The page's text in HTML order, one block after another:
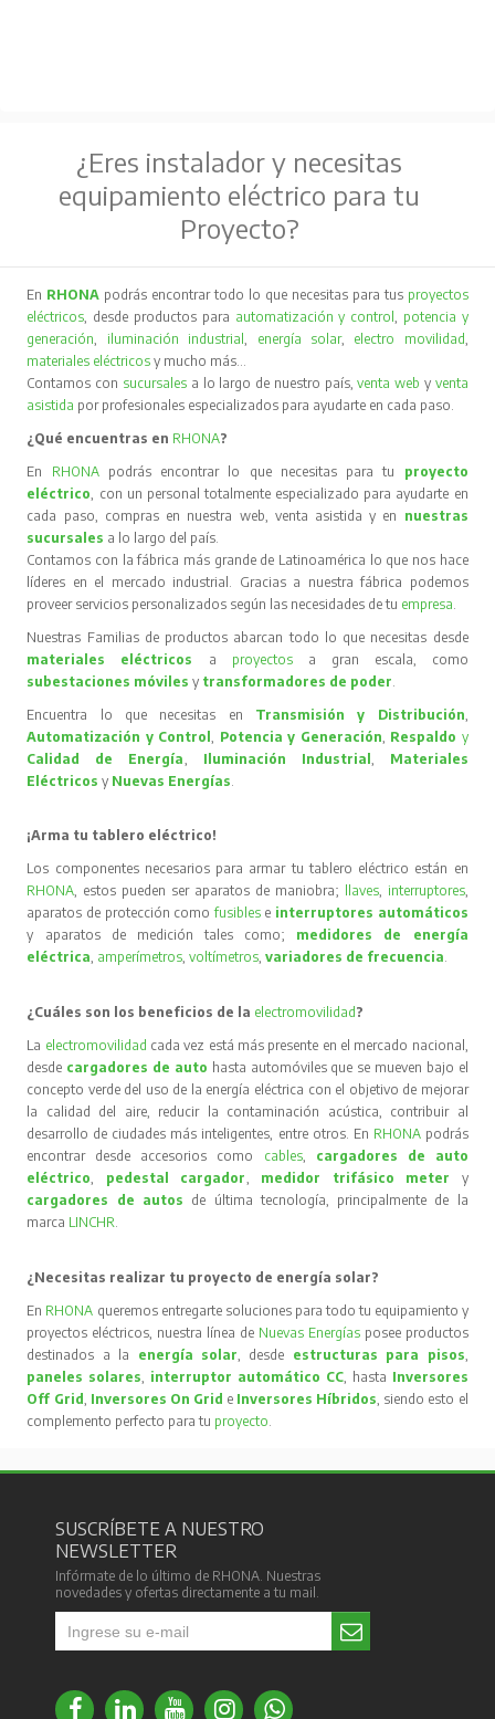
¿Eres instalador y necesitas
equipamiento eléctrico para tu
Proyecto?
En RHONA podrás encontrar todo lo que necesitas para tus proyectos
eléctricos , desde productos para automatización y control
potencia y
generación
iluminación industrial energía solar, electro movilidad
materiales eléctricos y mucho más…
Contamos con sucursales a lo largo de nuestro país,venta web y venta
asistida por profesionales especializados para ayudarte en cada paso.
¿Qué encuentras en RHONA?
En RHONA podrás encontrar lo que necesitas para tu proyecto
eléctrico , con un personal totalmente especializado para ayudarte en
cada paso, compras en nuestra web, venta asistida y en nuestras
sucursales a lo largo del país.
Contamos con la fábrica más grande de Latinoamérica lo que nos hace
líderes en el mercado industrial. Gracias a nuestra fábrica podemos
proveer servicios personalizados según las necesidades de tu empresa
Nuestras Familias de productos abarcan todo lo que necesitas desde
materiales eléctricos
a proyectos
a gran escala, como
subestaciones móvilesy transformadores de poder
Encuentra lo que necesitas en Transmisión y Distribución
Automatización y Control
Potencia y Generación Respaldo y
Calidad de Energía
Iluminación Industrial
Materiales
Eléctricos y Nuevas Energías
¡Arma tu tablero eléctrico!
Los componentes necesarios para armar tu tablero eléctrico están en
RHONA , estos pueden ser aparatos de maniobra; llaves, interruptores,
aparatos de protección comofusibles e interruptores automáticos
y aparatos de medición tales como; medidores de energía
eléctrica amperímetros ,voltímetros ,variadores de frecuencia
¿Cuáles son los beneficios de la electromovilidad?
La electromovilidad cada vez está más presente en el mercado nacional,
desde cargadores de auto hasta automóviles que se mueven bajo el
concepto verde del uso de la energía eléctrica con el objetivo de mejorar
la calidad del aire, reducir la contaminación acústica, contribuir al
desarrollo de ciudades más inteligentes, entre otros. En RHONA podrás
encontrar desde accesorios como cables, cargadores de auto
eléctrico
pedestal cargador medidor trifásico meter
y
cargadores de autos de última tecnología, principalmente de la
marca LINCHR
¿Necesitas realizar tu proyecto de energía solar?
En RHONA queremos entregarte soluciones para todo tu equipamiento y
proyectos eléctricos, nuestra línea de Nuevas Energíasposee productos
destinados a la energía solar , desde estructuras para pisos
paneles solares
interruptor automático CC, hasta Inversores
Off Grid Inversores On Grid e Inversores Híbridos , siendo esto el
complemento perfecto para tu proyecto
SUSCRÍBETE A NUESTRO
NEWSLETTER
Infórmate de lo último de RHONA. Nuestras
novedades y ofertas directamente a tu mail.